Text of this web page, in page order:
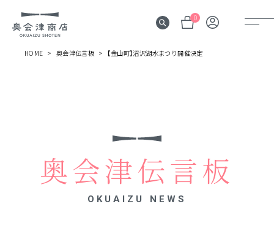
0
見所
よむ
HOME 奥会津伝言板 【金山町】沼沢湖水まつり開催決定
奥会津伝言板
OKUAIZU NEWS